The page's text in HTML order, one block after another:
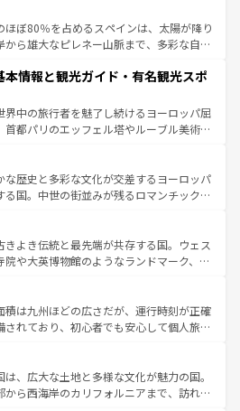
ナの美しい田園風景やアマルフィ海岸の絶
観も見逃せない。観光の合間には、本場の
ど、絶品のイタリア料理を堪能することも
タリアで、忘れられない旅をしてみよう！
リア情報は
ほぼ80％を占めるスペインは、太陽が降り
から雄大なピレネー山脈まで、多彩な自然
の国では、情熱的なフラメンコ、熱気あふ
て美味しいタパスが生活の一部となってい
ードの洗練された雰囲気や、バルセロナの
街角から、地方では古代ローマ遺跡や中世
って風土や気候が異なるスペインはその個
性で訪れる人を魅了する。 なお、新着のスペイン情報は コ
参照してほしい。
本情報と観光ガイド・有名観光スポ
界中の旅行者を魅了し続けるヨーロッパ屈
首都パリのエッフェル塔やルーブル美術館
が詰まっている。華麗な宮殿、歴史的な大
ーチ、そして豊かな自然が、訪れる者を心
また、フランスは美食の国としても知ら
ンの発祥地であるランス、プロヴァンスの
ダー畑など、多彩な楽しみ方が可能だ。さ
の地域にも魅力が溢れており、どの街角に
運ぶとそれぞれで全く異なる文化を体験で
るだろう。 なお、新着のフランス情報はコンテンツ一覧
い。
な歴史と多彩な文化が交差するヨーロッパ
る国。中世の街並みが残るロマンチック街
は、どこを歩いても飽きることがない。ベ
活気、バイエルン州のアルプスの絶景、そ
いのワイン畑といった風景は必見。ビール
ぜひ体験してほしい。 なお、新着の
ンテンツ一覧を参照してほしい。
きよき伝統と最先端が共存する国。ウェス
院や大英博物館のようなランドマーク、歴
る魅力がある。また、優雅なアフタヌーン
好きにはたまらない英国パブ、サッカー観
からこそできる体験も豊富。イギリスを旅
てほしい。
積は九州ほどの広さだが、運行時刻が正確
されており、初心者でも安心して個人旅行
ま残る町や、スイスならではのユニークな
アルプス観光だけでなく町歩きも満喫する
国民の所得が高いため物価も高いが、旅行
は、広大な土地と多様な文化が魅力の国。
から西海岸のカリフォルニアまで、訪れる